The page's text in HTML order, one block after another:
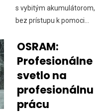
s vybitým akumulátorom,
bez prístupu k pomoci...
OSRAM:
Profesionálne
svetlo na
profesionálnu
prácu